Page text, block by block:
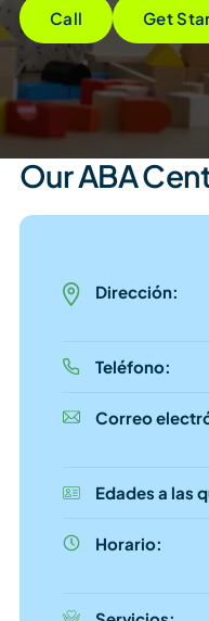
Call Get
Our ABA
Dirección:
Teléfono:
Correo
Edades a las
Horario: